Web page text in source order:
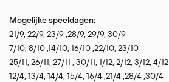
Mogelijke speeldagen:
21/9, 22/9, 23/9 ,28/9, 29/9, 30/9
7/10, 8/10 ,14/10, 16/10 ,22/10, 23/10
25/11, 26/11, 27/11 , 30/11, 1/12, 2/12, 3/12, 4/12
12/4, 13/4, 14/4, 15/4, 16/4 ,21/4 ,28/4 ,30/4